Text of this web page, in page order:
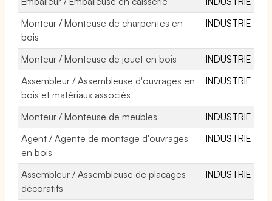
Monteur / Monteuse de charpentes en
bois
INDUSTRIE
Monteur / Monteuse de jouet en bois
INDUSTRIE
Assembleur / Assembleuse d'ouvrages en
bois et matériaux associés
INDUSTRIE
Monteur / Monteuse de meubles
INDUSTRIE
Agent / Agente de montage d'ouvrages
en bois
INDUSTRIE
Assembleur / Assembleuse de placages
décoratifs
INDUSTRIE